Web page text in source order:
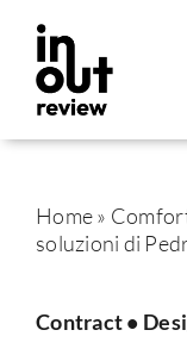
contenuto
per:
Home»
soluzioni di
Contract•